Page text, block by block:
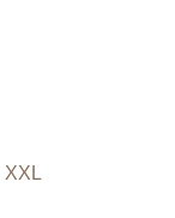
XXL